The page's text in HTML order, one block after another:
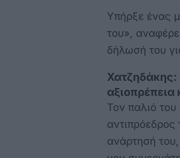
Υπήρξε ένας
του»,
δήλωσή του
Χατζηδάκης:
αξιοπρέπεια
Τον παλιό
ανάρτησή